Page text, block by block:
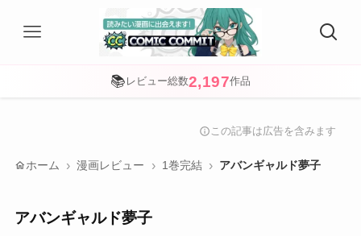
📚 レビュー総数2,197作品
info この記事は広告を含みます
home ホーム 漫画レビュー 1巻完結 アバンギャルド夢子
アバンギャルド夢子